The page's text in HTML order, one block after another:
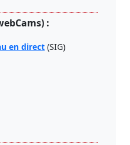
:
en direct(SIG)